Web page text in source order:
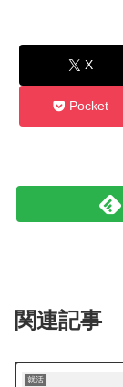
X
Pocket
関連記事
就活